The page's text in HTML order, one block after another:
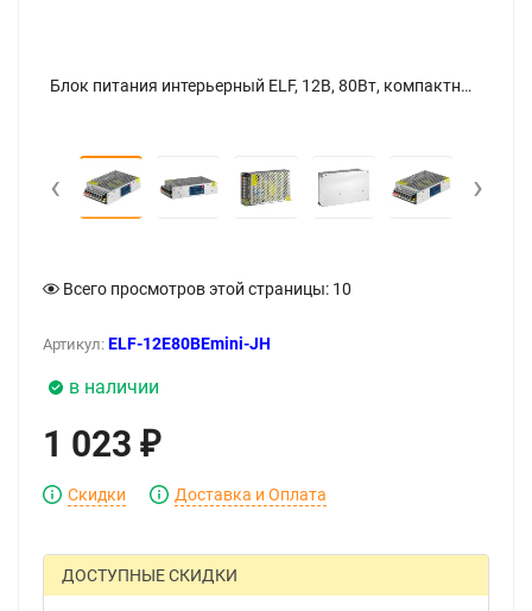
Блок питания интерьерный ELF, 12В, 80Вт, компактный металлический перфорированный корпус (JH) - фото
‹ ›
Всего просмотров этой страницы: 10
Артикул: ELF-12E80BEmini-JH
в наличии
1 023 ₽
Скидки Доставка и Оплата
ДОСТУПНЫЕ СКИДКИ